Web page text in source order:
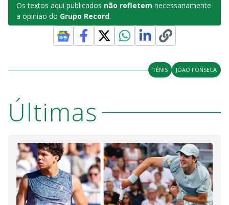
Os textos aqui publicados não refletem necessariamente
a opinião do Grupo Record.
TÊNIS JOÃO FONSECA
Últimas